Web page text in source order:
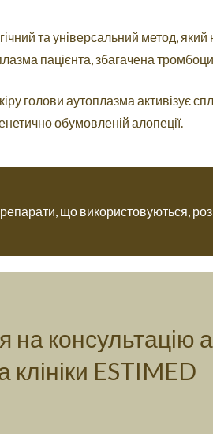
та універсальний метод,
пацієнта, збагачена
голови аутоплазма активізує
обумовленій алопеції.
що використовуються,
на консультацію
клініки ESTIMED